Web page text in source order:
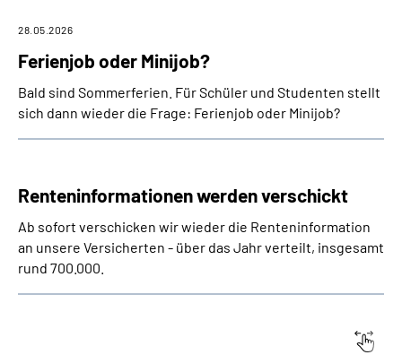
Ferienjob oder Minijob?
28.05.2026
Bald sind Sommerferien. Für Schüler und Studenten stellt
sich dann wieder die Frage: Ferienjob oder Minijob?
Renteninformationen werden verschickt
Ab sofort verschicken wir wieder die Renteninformation
an unsere Versicherten - über das Jahr verteilt, insgesamt
rund 700.000.